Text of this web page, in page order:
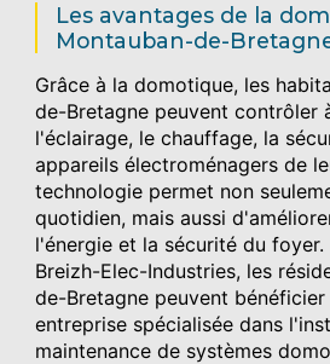
Les avantages de la
Montauban-de-
Grâce à la domotique, les
de-Bretagne peuvent contrôler
l'éclairage, le chauffage, la
appareils électroménagers de
technologie permet non
quotidien, mais aussi
l'énergie et la sécurité du
Breizh-Elec-Industries, les
de-Bretagne peuvent
entreprise spécialisée dans
maintenance de systèmes